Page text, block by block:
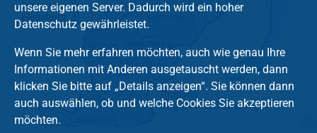
unsere eigenen Server. Dadurch wird ein hoher
Datenschutz gewährleistet.
Wenn Sie mehr erfahren möchten, auch wie genau Ihre
Informationen mit Anderen ausgetauscht werden, dann
klicken Sie bitte auf „Details anzeigen“. Sie können dann
auch auswählen, ob und welche Cookies Sie akzeptieren
möchten.